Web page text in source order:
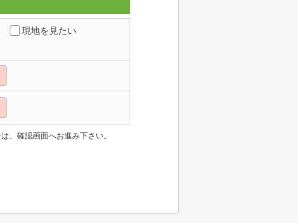
現地を見たい
、確認画面へお進み下さい。